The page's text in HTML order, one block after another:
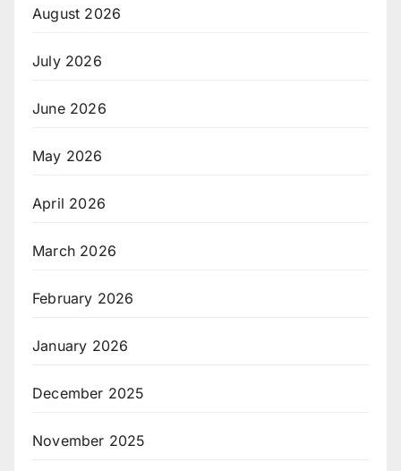
August 2026
July 2026
June 2026
May 2026
April 2026
March 2026
February 2026
January 2026
December 2025
November 2025